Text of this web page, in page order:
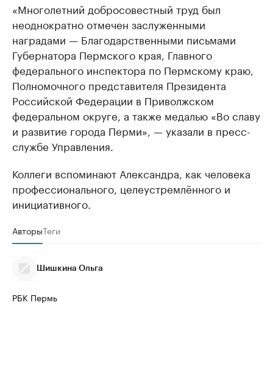
«Многолетний добросовестный труд был
неоднократно отмечен заслуженными
наградами — Благодарственными письмами
Губернатора Пермского края, Главного
федерального инспектора по Пермскому краю,
Полномочного представителя Президента
Российской Федерации в Приволжском
федеральном округе, а также медалью «Во славу
и развитие города Перми», — указали в пресс-
службе Управления.
Коллеги вспоминают Александра, как человека
профессионального, целеустремлённого и
инициативного.
АвторыТеги
Шишкина Ольга
РБК Пермь